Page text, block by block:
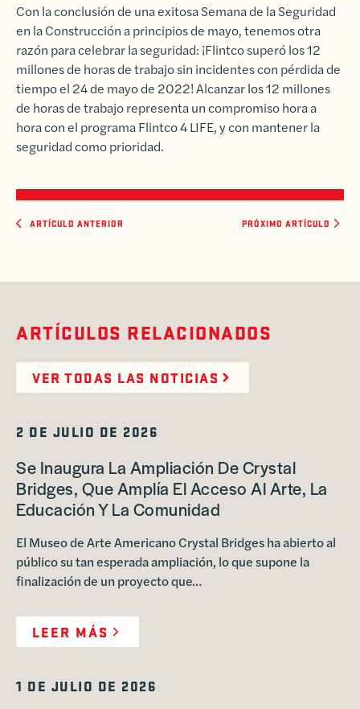
Con la conclusión de una exitosa Semana de la Seguridad
en la Construcción a principios de mayo, tenemos otra
razón para celebrar la seguridad: ¡Flintco superó los 12
millones de horas de trabajo sin incidentes con pérdida de
tiempo el 24 de mayo de 2022! Alcanzar los 12 millones
de horas de trabajo representa un compromiso hora a
hora con el programa Flintco 4 LIFE, y con mantener la
seguridad como prioridad.
ARTÍCULO ANTERIOR PRÓXIMO ARTÍCULO
ARTÍCULOS RELACIONADOS
VER TODAS LAS NOTICIAS
2 DE JULIO DE 2026
Se Inaugura La Ampliación De Crystal
Bridges, Que Amplía El Acceso Al Arte, La
Educación Y La Comunidad
El Museo de Arte Americano Crystal Bridges ha abierto al
público su tan esperada ampliación, lo que supone la
finalización de un proyecto que…
LEER MÁS
1 DE JULIO DE 2026